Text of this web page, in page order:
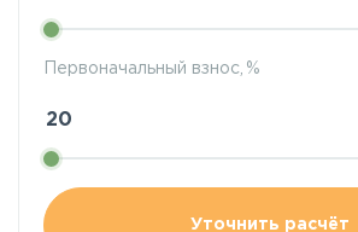
Первоначальный взнос, %
Уточнить расчёт